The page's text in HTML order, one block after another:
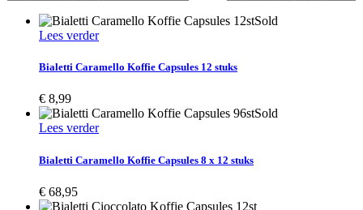
Sold
Lees verder
Bialetti Caramello Koffie Capsules 12 stuks
€ 8,99
Sold
Lees verder
Bialetti Caramello Koffie Capsules 8 x 12 stuks
€ 68,95